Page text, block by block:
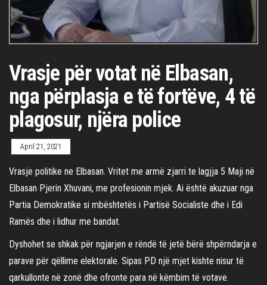
Vrasje për votat në Elbasan,
nga përplasja e të fortëve, 4 të
plagosur, njëra police
April 21, 2021
Vrasje politike ne Elbasan. Vritet me armë zjarri te lagjja 5 Maji në
Elbasan Pjerin Xhuvani, me profesionin mjek. Ai është akuzuar nga
Partia Demokratike si mbështetës i Partisë Socialiste dhe i Edi
Ramës dhe i lidhur me bandat.
Dyshohet se shkak për ngjarjen e rëndë të jetë bërë shpërndarja e
parave për qëllime elektorale. Sipas PD një mjet kishte nisur të
qarkullonte në zonë dhe ofronte para në këmbim të votave.